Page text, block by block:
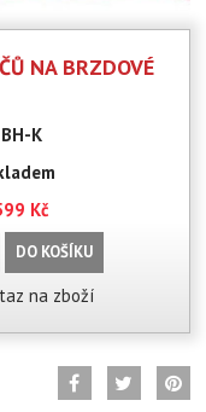
NA BRZDOVÉ
BH-K
Kč
DO KOŠÍKU
na zboží